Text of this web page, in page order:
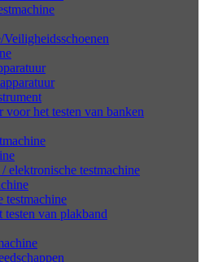
voor het testen van banken
elektronische testmachine
testmachine
van plakband